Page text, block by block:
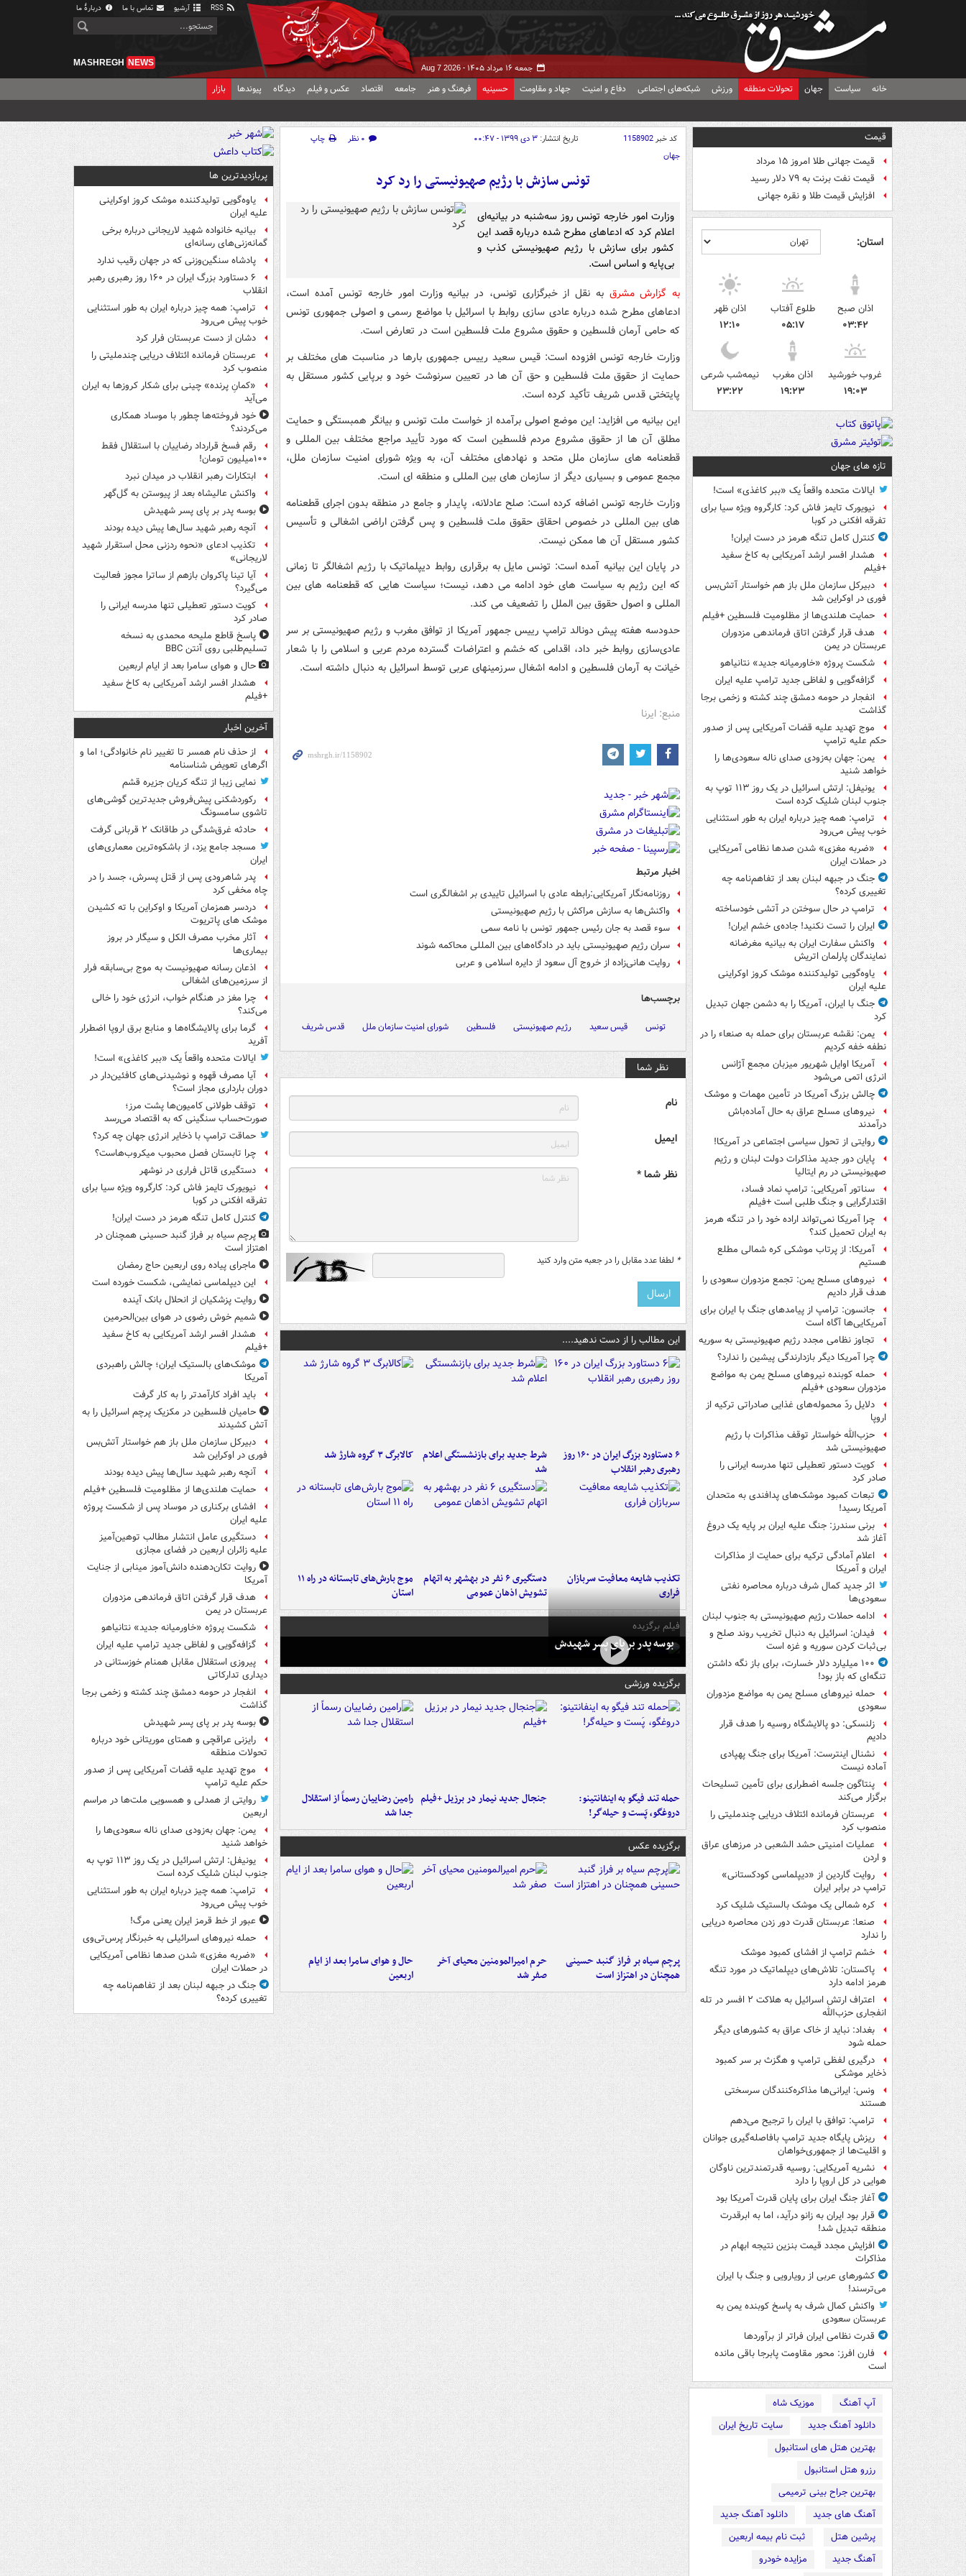
آرشیو تماس با ما دربارهٔ ما
جمعه ۱۶ مرداد ۱۴۰۵ - Aug 7 2026
MASHREGH NEWS
خانه سیاست جهان تحولات منطقه ورزش شبکه‌های اجتماعی دفاع و امنیت جهاد و مقاومت حسینیه فرهنگ و هنر جامعه اقتصاد عکس و فیلم دیدگاه پیوندها بازار
قیمت
قیمت جهانی طلا امروز ۱۵ مرداد
قیمت نفت برنت به ۷۹ دلار رسید
افزایش قیمت طلا و نقره جهانی
استان:
اذان صبح
۰۳:۴۲
طلوع آفتاب
۰۵:۱۷
اذان ظهر
۱۲:۱۰
غروب خورشید
۱۹:۰۳
اذان مغرب
۱۹:۲۳
نیمه‌شب شرعی
۲۳:۲۲
تازه های جهان
ایالات متحده واقعاً یک «ببر کاغذی» است!
نیویورک تایمز فاش کرد: کارگروه ویژه سیا برای
تفرقه افکنی در کوبا
کنترل کامل تنگه هرمز در دست ایران!
هشدار افسر ارشد آمریکایی به کاخ سفید
+فیلم
دبیرکل سازمان ملل باز هم خواستار آتش‌بس
فوری در اوکراین شد
حمایت هلندی‌ها از مظلومیت فلسطین +فیلم
هدف قرار گرفتن اتاق‌ فرماندهی مزدوران
عربستان در یمن
شکست پروژه «خاورمیانه جدید» نتانیاهو
گزافه‌گویی و لفاظی جدید ترامپ علیه ایران
انفجار در حومه دمشق چند کشته و زخمی برجا
گذاشت
موج تهدید علیه قضات آمریکایی پس از صدور
حکم علیه ترامپ
یمن: جهان به‌زودی صدای ناله سعودی‌ها را
خواهد شنید
یونیفل: ارتش اسرائیل در یک روز ۱۱۳ توپ به
جنوب لبنان شلیک کرده است
ترامپ: همه چیز درباره ایران به طور استثنایی
خوب پیش می‌رود
«ضربه مغزی» شدن صدها نظامی آمریکایی
در حملات ایران
جنگ در جبهه لبنان بعد از تفاهم‌نامه چه
تغییری کرده؟
ترامپ در حال سوختن در آتشی خودساخته
ایران را تست نکنید! جاده‌ی خشم ایران!
واکنش سفارت ایران به بیانیه مغرضانه
نمایندگان پارلمان اتریش
یاوه‌گویی تولیدکننده موشک کروز اوکراینی
علیه ایران
جنگ با ایران، آمریکا را به دشمن جهان تبدیل
کرد
یمن: نقشه عربستان برای حمله به صنعاء را در
نطفه خفه کردیم
آمریکا اوایل شهریور میزبان مجمع آژانس
انرژی اتمی می‌شود
چالش بزرگ آمریکا در تأمین مهمات و موشک
نیروهای مسلح عراق به حال آماده‌باش
درآمدند
روایتی از تحول سیاسی اجتماعی در آمریکا!
پایان دور جدید مذاکرات دولت لبنان و رژیم
صهیونیستی در رم ایتالیا
سناتور آمریکایی: ترامپ نماد فساد،
اقتدارگرایی و جنگ طلبی است +فیلم
چرا آمریکا نمی‌تواند اراده خود را در تنگه هرمز
به ایران تحمیل کند؟
آمریکا: از پرتاب موشکی کره شمالی مطلع
هستیم
نیروهای مسلح یمن: تجمع مزدوران سعودی را
هدف قرار دادیم
جانسون: ترامپ از پیامدهای جنگ با ایران برای
آمریکایی‌ها آگاه است
تجاوز نظامی مجدد رژیم صهیونیستی به سوریه
چرا آمریکا دیگر بازدارندگی پیشین را ندارد؟
حمله کوبنده نیروهای مسلح یمن به مواضع
مزدوران سعودی +فیلم
دلایل ردّ محموله‌های غذایی صادراتی ترکیه از
اروپا
حزب‌الله خواستار توقف مذاکرات با رژیم
صهیونیستی شد
کویت دستور تعطیلی تنها مدرسه ایرانی را
صادر کرد
تبعات کمبود موشک‌های پدافندی به متحدان
آمریکا رسید!
برنی سندرز: جنگ علیه ایران بر پایه یک دروغ
آغاز شد
اعلام آمادگی ترکیه برای حمایت از مذاکرات
ایران و آمریکا
اثر جدید کمال شرف درباره محاصره نفتی
سعودی‌ها
ادامه حملات رژیم صهیونیستی به جنوب لبنان
فیدان: اسرائیل به دنبال تخریب روند صلح و
بی‌ثبات کردن سوریه و غزه است
۱۰۰ میلیارد دلار خسارت، برای باز نگه داشتن
تنگه‌ای که باز بود!
حمله نیروهای مسلح یمن به مواضع مزدوران
سعودی
زلنسکی: دو پالایشگاه روسیه را هدف قرار
دادیم
نشنال اینترست: آمریکا برای جنگ پهپادی
آماده نیست
پنتاگون جلسه اضطراری برای تأمین تسلیحات
برگزار می‌کند
عربستان فرمانده ائتلاف دریایی چندملیتی را
منصوب کرد
عملیات امنیتی حشد الشعبی در مرزهای عراق
و اردن
روایت گاردین از «دیپلماسی کودکستانی»
ترامپ در برابر ایران
کره شمالی یک موشک بالستیک شلیک کرد
صنعا: عربستان قدرت دور زدن محاصره دریایی
را ندارد
خشم ترامپ از افشای کمبود موشک
پاکستان: تلاش‌های دیپلماتیک در مورد تنگه
هرمز ادامه دارد
اعتراف ارتش اسرائیل به هلاکت ۲ افسر در تله
انفجاری حزب‌الله
بغداد: نباید از خاک عراق به کشورهای دیگر
حمله شود
درگیری لفظی ترامپ و هگزث بر سر کمبود
ذخایر موشکی
ونس: ایرانی‌ها مذاکره‌کنندگان سرسختی
هستند
ترامپ: توافق با ایران را ترجیح می‌دهم
ریزش پایگاه جدید ترامپ بافاصله‌گیری جوانان
و اقلیت‌ها از جمهوری‌خواهان
نشریه آمریکایی: روسیه قدرتمندترین ناوگان
هوایی در کل اروپا را دارد
آغاز جنگ ایران برای پایان قدرت آمریکا بود
قرار بود ایران به زانو درآید، اما به ابرقدرت
منطقه تبدیل شد!
افزایش مجدد قیمت بنزین نتیجه ابهام در
مذاکرات
کشورهای عربی از رویارویی و جنگ با ایران
می‌ترسند!
واکنش کمال شرف به پاسخ کوبنده یمن به
عربستان سعودی
قدرت نظامی ایران فراتر از برآوردها
فارن افرز: محور مقاومت پابرجا باقی مانده
است
آپ آهنگ
موزیک شاه
دانلود آهنگ جدید
سایت تاریخ ایران
بهترین هتل های استانبول
رزرو هتل استانبول
بهترین جراح بینی ترمیمی
آهنگ های جدید
دانلود آهنگ جدید
پرشین هتل
ثبت نام بیمه اربعین
آهنگ جدید
مزایده خودرو
کد خبر1158902 تاریخ انتشار: ۳ دی ۱۳۹۹ - ۰۰:۴۷ ۰ نظر
چاپ
جهان
تونس سازش با رژیم صهیونیستی را رد کرد
وزارت امور خارجه تونس روز سه‌شنبه در بیانیه‌ای
اعلام کرد که ادعاهای مطرح شده درباره قصد این
کشور برای سازش با رژیم صهیونیستی کذب و
بی‌پایه و اساس است.
به گزارش مشرق به نقل از خبرگزاری تونس، در بیانیه وزارت امور خارجه تونس آمده است،
ادعاهای مطرح شده درباره عادی سازی روابط با اسرائیل با مواضع رسمی و اصولی جمهوری تونس
که حامی آرمان فلسطین و حقوق مشروع ملت فلسطین است در تعارض است.
وزارت خارجه تونس افزوده است: قیس سعید رییس جمهوری بارها در مناسبت های مختلف بر
حمایت از حقوق ملت فلسطین و حق آن ها در تعیین سرنوشت خود و برپایی کشور مستقل به
پایتختی قدس شریف تأکید کرده است.
این بیانیه می افزاید: این موضع اصولی برآمده از خواست ملت تونس و بیانگر همبستگی و حمایت
مطلق آن ها از حقوق مشروع مردم فلسطین است که مورد تأیید مراجع مختلف بین المللی و
قطعنامه های سازمان ملل متحد و نهادهای مختلف آن، به ویژه شورای امنیت سازمان ملل،
مجمع عمومی و بسیاری دیگر از سازمان های بین المللی و منطقه ای است.
وزارت خارجه تونس اضافه کرده است: صلح عادلانه، پایدار و جامع در منطقه بدون اجرای قطعنامه
های بین المللی در خصوص احقاق حقوق ملت فلسطین و پس گرفتن اراضی اشغالی و تأسیس
کشور مستقل آن ها ممکن نیست.
در پایان این بیانیه آمده است: تونس مایل به برقراری روابط دیپلماتیک با رژیم اشغالگر تا زمانی
که این رژیم به سیاست های خود ادامه می دهد، نیست؛ سیاست هایی که قطعنامه های بین
المللی و اصول حقوق بین الملل را تضعیف می کند.
حدودسه هفته پیش دونالد ترامپ رییس جمهور آمریکا از توافق مغرب و رژیم صهیونیستی بر سر
عادی‌سازی روابط خبر داد، اقدامی که خشم و اعتراضات گسترده مردم عربی و اسلامی را با شعار
خیانت به آرمان فلسطین و ادامه اشغال سرزمینهای عربی توسط اسرائیل به دنبال داشته است.
منبع: ایرنا
اخبار مرتبط
روزنامه‌نگار آمریکایی:رابطه عادی با اسرائیل تاییدی بر اشغالگری است
واکنش‌ها به سازش مراکش با رژیم صهیونیستی
سوء قصد به جان رئیس جمهور تونس با نامه سمی
سران رژیم صهیونیستی باید در دادگاه‌های بین المللی محاکمه شوند
روایت هانی‌زاده از خروج آل سعود از دایره اسلامی و عربی
برچسب‌ها
تونس قیس سعید رژیم صهیونیستی فلسطین شورای امنیت سازمان ملل قدس شریف
نظر شما
نام
ایمیل
نظر شما *
* لطفا عدد مقابل را در جعبه متن وارد کنید
این مطالب را از دست ندهید....
۶ دستاورد بزرگ ایران در ۱۶۰ روز
رهبری رهبر انقلاب
شرط جدید برای بازنشستگی اعلام
شد
کالابرگ ۳ گروه شارژ شد
تکذیب شایعه معافیت سربازان
فراری
دستگیری ۶ نفر در بهشهر به اتهام
تشویش اذهان عمومی
موج بارش‌های تابستانه در راه ۱۱
استان
فیلم برگزیده
بوسه‌ پدر بر پای پسر شهیدش
برگزیده ورزشی
حمله تند فیگو به اینفانتینو:
دروغگو، پَست‌ و حیله‌گر!
جنجال جدید نیمار در برزیل +فیلم رامین رضاییان رسماً از استقلال
جدا شد
برگزیده عکس
پرچم سیاه بر فراز گنبد حسینی
همچنان در اهتزاز است
حرم امیرالمومنین محیای آخر
صفر شد
حال و هوای سامرا بعد از ایام
اربعین
پربازدیدترین ها
یاوه‌گویی تولیدکننده موشک کروز اوکراینی
علیه ایران
بیانیه خانواده شهید لاریجانی درباره برخی
گمانه‌زنی‌های رسانه‌ای
پادشاه سنگین‌وزنی که در جهان رقیب ندارد
۶ دستاورد بزرگ ایران در ۱۶۰ روز رهبری رهبر
انقلاب
ترامپ: همه چیز درباره ایران به طور استثنایی
خوب پیش می‌رود
دشان از دست عربستان فرار کرد
عربستان فرمانده ائتلاف دریایی چندملیتی را
منصوب کرد
«کمانِ پرنده» چینی برای شکار کروزها به ایران
می‌آید
خود فروخته‌ها چطور با موساد همکاری
می‌کردند؟
رقم فسخ قرارداد رضاییان با استقلال فقط
۱۰۰میلیون تومان!
ابتکارات رهبر انقلاب در میدان نبرد
واکنش عالیشاه بعد از پیوستن به گل‌گهر
بوسه‌ پدر بر پای پسر شهیدش
آنچه رهبر شهید سال‌ها پیش دیده بودند
تکذیب ادعای «نحوه ردزنی محل استقرار شهید
لاریجانی»
آیا تینا پاکروان بازهم از ساترا مجوز فعالیت
می‌گیرد؟
کویت دستور تعطیلی تنها مدرسه ایرانی را
صادر کرد
پاسخ قاطع ملیحه محمدی به نسخه
تسلیم‌طلبی روی آنتن BBC
حال و هوای سامرا بعد از ایام اربعین
هشدار افسر ارشد آمریکایی به کاخ سفید
+فیلم
آخرین اخبار
از حذف نام همسر تا تغییر نام خانوادگی؛ اما و
اگرهای تعویض شناسنامه
نمایی زیبا از تنگه کریان جزیره قشم
رکوردشکنی پیش‌فروش جدیدترین گوشی‌های
تاشوی سامسونگ
حادثه غرق‌شدگی در طاقانک ۲ قربانی گرفت
مسجد جامع یزد، از باشکوه‌ترین معماری‌های
ایران
پدر شاهرودی پس از قتل پسرش، جسد را در
چاه مخفی کرد
دردسر همزمان آمریکا و اوکراین با ته کشیدن
موشک های پاتریوت
آثار مخرب مصرف الکل و سیگار در بروز
بیماری‌ها
اذعان رسانه صهیونیست به موج بی‌سابقه فرار
از سرزمین‌های اشغالی
چرا مغز در هنگام خواب، انرژی خود را خالی
می‌کند؟
گرما برای پالایشگاه‌ها و منابع برق اروپا اضطرار
آفرید
ایالات متحده واقعاً یک «ببر کاغذی» است!
آیا مصرف قهوه و نوشیدنی‌های کافئین‌دار در
دوران بارداری مجاز است؟
توقف طولانی کامیون‌ها پشت مرز؛
صورت‌حساب سنگینی که به اقتصاد می‌رسد
حماقت ترامپ با ذخایر انرژی جهان چه کرد؟
چرا تابستان فصل محبوب میکروب‌هاست؟
دستگیری قاتل فراری در نوشهر
نیویورک تایمز فاش کرد: کارگروه ویژه سیا برای
تفرقه افکنی در کوبا
کنترل کامل تنگه هرمز در دست ایران!
پرچم سیاه بر فراز گنبد حسینی همچنان در
اهتزاز است
ماجرای پیاده روی اربعین حاج رمضان
این دیپلماسی نمایشی، شکست خورده است
روایت پزشکیان از انحلال بانک آینده
شمیم خوش رضوی در هوای بین‌الحرمین
هشدار افسر ارشد آمریکایی به کاخ سفید
+فیلم
موشک‌های بالستیک ایران؛ چالش راهبردی
آمریکا
باید افراد کارآمدتر را به کار گرفت
حامیان فلسطین در مکزیک پرچم اسرائیل را به
آتش کشیدند
دبیرکل سازمان ملل باز هم خواستار آتش‌بس
فوری در اوکراین شد
آنچه رهبر شهید سال‌ها پیش دیده بودند
حمایت هلندی‌ها از مظلومیت فلسطین +فیلم
افشای برکناری در موساد پس از شکست پروژه
علیه ایران
دستگیری عامل انتشار مطالب توهین‌آمیز
علیه زائران اربعین در فضای مجازی
روایت تکان‌دهنده دانش‌آموز مینابی از جنایت
آمریکا
هدف قرار گرفتن اتاق‌ فرماندهی مزدوران
عربستان در یمن
شکست پروژه «خاورمیانه جدید» نتانیاهو
گزافه‌گویی و لفاظی جدید ترامپ علیه ایران
پیروزی استقلال مقابل همنام خوزستانی در
دیداری تدارکاتی
انفجار در حومه دمشق چند کشته و زخمی برجا
گذاشت
بوسه‌ پدر بر پای پسر شهیدش
رایزنی عراقچی و همتای موریتانی خود درباره
تحولات منطقه
موج تهدید علیه قضات آمریکایی پس از صدور
حکم علیه ترامپ
روایتی از همدلی و همسویی ملت‌ها در مراسم
اربعین
یمن: جهان به‌زودی صدای ناله سعودی‌ها را
خواهد شنید
یونیفل: ارتش اسرائیل در یک روز ۱۱۳ توپ به
جنوب لبنان شلیک کرده است
ترامپ: همه چیز درباره ایران به طور استثنایی
خوب پیش می‌رود
عبور از خط قرمز ایران یعنی مرگ!
حمله نیروهای اسرائیلی به خبرنگار پرس‌تی‌وی
«ضربه مغزی» شدن صدها نظامی آمریکایی
در حملات ایران
جنگ در جبهه لبنان بعد از تفاهم‌نامه چه
تغییری کرده؟